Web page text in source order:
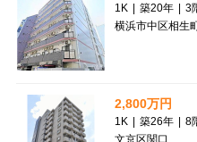
1K | 築20年 | 3
横浜市中区相生
2,800万円
1K | 築26年 | 8
文京区関口